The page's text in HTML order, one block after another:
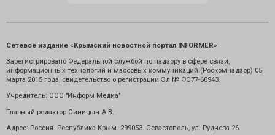
Сетевое издание «Крымский новостной портал INFORMER»
Зарегистрировано Федеральной службой по надзору в сфере связи,
информационных технологий и массовых коммуникаций (Роскомнадзор) 05
марта 2015 года, свидетельство о регистрации Эл № ФС77-60943.
Учредитель: ООО "Информ Медиа"
Главный редактор Синицын А.В.
Адрес: Россия. Республика Крым. 299053. Севастополь, ул. Руднева 26.